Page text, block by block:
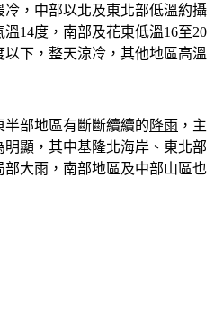
冷，中部以北及東北部低溫約攝
14度，南部及花東低溫16至20
下，整天涼冷，其他地區高溫
半部地區有斷斷續續的 降雨 ，主
顯，其中基隆北海岸、東北部
大雨，南部地區及中部山區也